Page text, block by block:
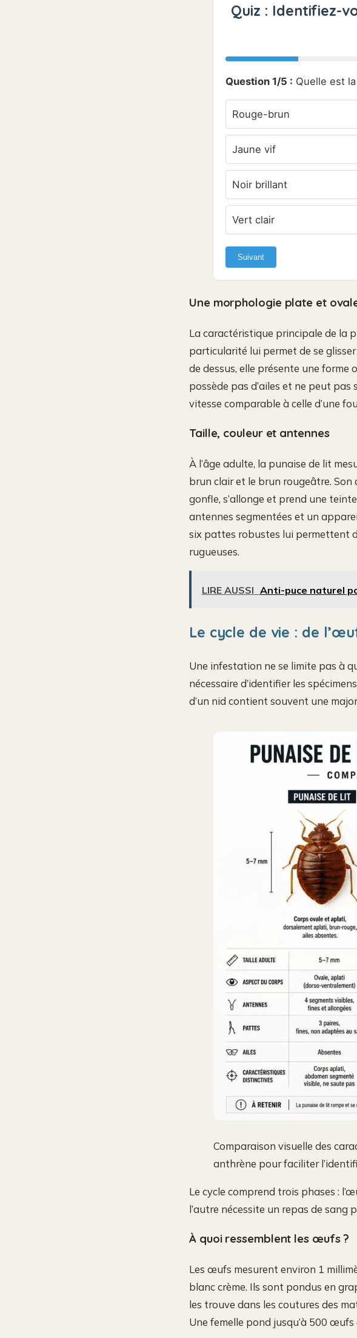
Quiz : Identifiez-
Question 1/5 : Quelle est
Rouge-brun
Jaune vif
Noir brillant
Vert clair
Suivant
Une morphologie plate et
La caractéristique principale de la
particularité lui permet de se
de dessus, elle présente une forme
possède pas d’ailes et ne peut
vitesse comparable à celle d’une
Taille, couleur et antennes
À l’âge adulte, la punaise de lit
brun clair et le brun rougeâtre. Son
gonfle, s’allonge et prend une
antennes segmentées et un
six pattes robustes lui permettent
rugueuses.
LIRE AUSSI Anti-puce naturel
Le cycle de vie : de
Une infestation ne se limite pas à
nécessaire d’identifier les
d’un nid contient souvent une
Comparaison visuelle des
anthrène pour faciliter
Le cycle comprend trois phases :
l’autre nécessite un repas de sang
À quoi ressemblent les œufs ?
Les œufs mesurent environ 1
blanc crème. Ils sont pondus en
les trouve dans les coutures des
Une femelle pond jusqu’à 500